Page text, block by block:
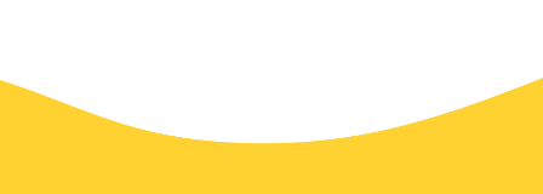
à un aéroport, même à la demande. Bien que nous
vous recommandons de réserver votre transfert